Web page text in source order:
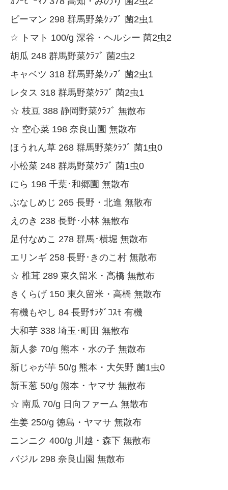
ピーマン 298 群馬野菜ｸﾗﾌﾞ 菌2虫1
☆ トマト 100/g 深谷・ヘルシー 菌2虫2
胡瓜 248 群馬野菜ｸﾗﾌﾞ 菌2虫2
キャベツ 318 群馬野菜ｸﾗﾌﾞ 菌2虫1
レタス 318 群馬野菜ｸﾗﾌﾞ 菌2虫1
☆ 枝豆 388 静岡野菜ｸﾗﾌﾞ 無散布
☆ 空心菜 198 奈良山園 無散布
ほうれん草 268 群馬野菜ｸﾗﾌﾞ 菌1虫0
小松菜 248 群馬野菜ｸﾗﾌﾞ 菌1虫0
にら 198 千葉･和郷園 無散布
ぶなしめじ 265 長野・北進 無散布
えのき 238 長野･小林 無散布
足付なめこ 278 群馬･横堀 無散布
エリンギ 258 長野･きのこ村 無散布
☆ 椎茸 289 東久留米・高橋 無散布
きくらげ 150 東久留米・高橋 無散布
有機もやし 84 長野ｻﾗﾀﾞｺｽﾓ 有機
大和芋 338 埼玉･町田 無散布
新人参 70/g 熊本・水の子 無散布
新じゃが芋 50/g 熊本・大矢野 菌1虫0
新玉葱 50/g 熊本・ヤマサ 無散布
☆ 南瓜 70/g 日向ファーム 無散布
生姜 250/g 徳島・ヤマサ 無散布
ニンニク 400/g 川越・森下 無散布
バジル 298 奈良山園 無散布